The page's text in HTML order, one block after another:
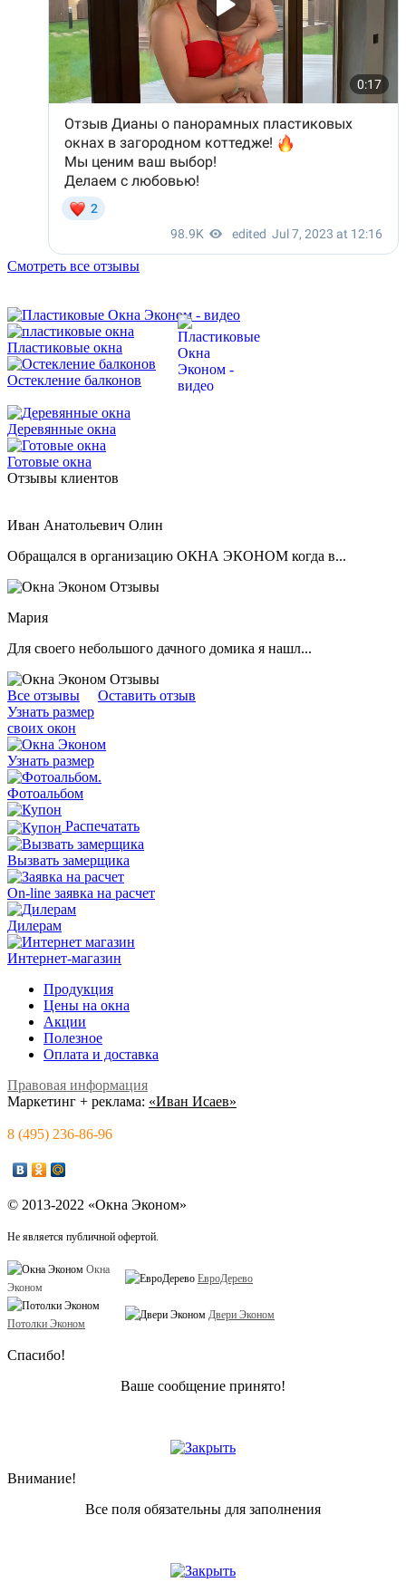
Смотреть все отзывы
Пластиковые окна
Остекление балконов
Деревянные окна
Готовые окна
Отзывы клиентов
Иван Анатольевич Олин
Обращался в организацию ОКНА ЭКОНОМ когда в...
Мария
Для своего небольшого дачного домика я нашл...
Все отзывы
Оставить отзыв
Узнать размер
своих окон
Узнать размер
.
Фотоальбом
Распечатать
Вызвать замерщика
On-line заявка на расчет
Дилерам
Интернет-магазин
Продукция
Цены на окна
Акции
Полезное
Оплата и доставка
Правовая информация
Маркетинг + реклама: «Иван Исаев»
8 (495) 236-86-96
© 2013-2022 «Окна Эконом»
Не является публичной офертой.
Окна
Эконом
ЕвроДерево
Потолки Эконом
Двери Эконом
Спасибо!
Ваше сообщение принято!
Внимание!
Все поля обязательны для заполнения